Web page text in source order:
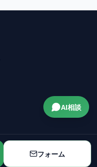
フォーム
AI相談